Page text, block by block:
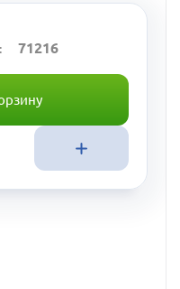
71216